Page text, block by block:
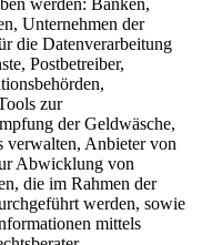
werden: Banken,
Unternehmen der
die Datenverarbeitung
Postbetreiber,
zur
der Geldwäsche,
verwalten, Anbieter von
Abwicklung von
die im Rahmen der
werden, sowie
mittels